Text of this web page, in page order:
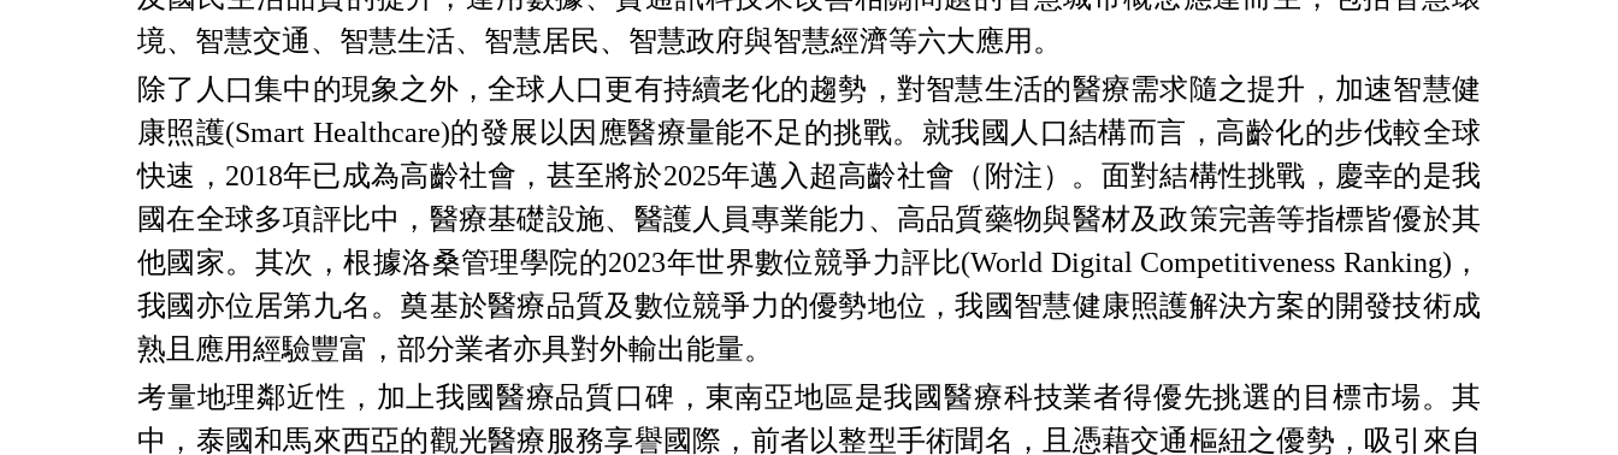
境、智慧交通、智慧生活、智慧居民、智慧政府與智慧經濟等六大應用。
除了人口集中的現象之外，全球人口更有持續老化的趨勢，對智慧生活的醫療需求隨之提升，加速智慧健
康照護(Smart Healthcare)的發展以因應醫療量能不足的挑戰。就我國人口結構而言，高齡化的步伐較全球
快速， 2018年已成為高齡社會，甚至將於2025年邁入超高齡社會（附注）。面對結構性挑戰，慶幸的是我
國在全球多項評比中，醫療基礎設施、醫護人員專業能力、高品質藥物與醫材及政策完善等指標皆優於其
他國家。其次，根據洛桑管理學院的2023年世界數位競爭力評比(World Digital Competitiveness Ranking) ，
我國亦位居第九名。奠基於醫療品質及數位競爭力的優勢地位，我國智慧健康照護解決方案的開發技術成
熟且應用經驗豐富，部分業者亦具對外輸出能量。
考量地理鄰近性，加上我國醫療品質口碑，東南亞地區是我國醫療科技業者得優先挑選的目標市場。其
中，泰國和馬來西亞的觀光醫療服務享譽國際，前者以整型手術聞名，且憑藉交通樞紐之優勢，吸引來自